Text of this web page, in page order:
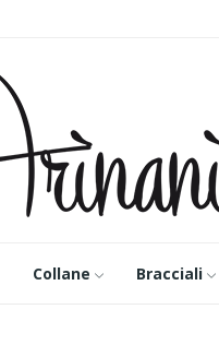
Collane Bracciali